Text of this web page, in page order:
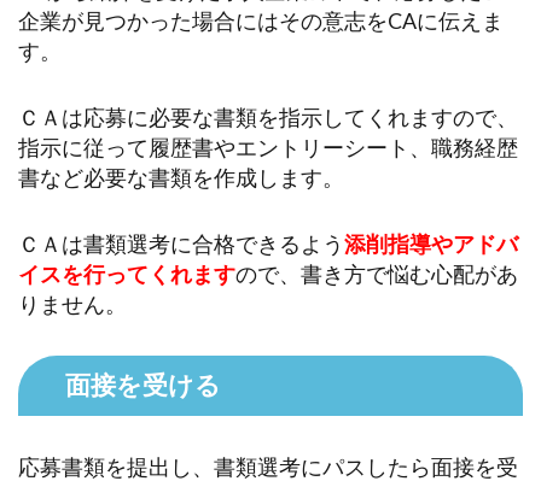
企業が見つかった場合にはその意志をCAに伝えま
す。
ＣＡは応募に必要な書類を指示してくれますので、
指示に従って履歴書やエントリーシート、職務経歴
書など必要な書類を作成します。
ＣＡは書類選考に合格できるよう添削指導やアドバ
イスを行ってくれますので、書き方で悩む心配があ
りません。
面接を受ける
応募書類を提出し、書類選考にパスしたら面接を受